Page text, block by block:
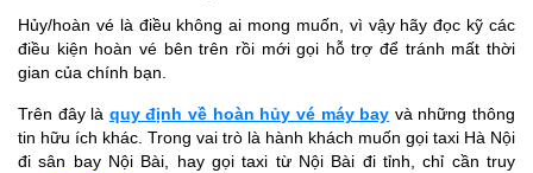
Hủy/hoàn vé là điều không ai mong muốn, vì vậy hãy đọc kỹ các
điều kiện hoàn vé bên trên rồi mới gọi hỗ trợ để tránh mất thời
gian của chính bạn.
Trên đây là quy định về hoàn hủy vé máy bay và những thông
tin hữu ích khác. Trong vai trò là hành khách muốn gọi taxi Hà Nội
đi sân bay Nội Bài, hay gọi taxi từ Nội Bài đi tỉnh, chỉ cần truy